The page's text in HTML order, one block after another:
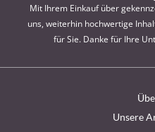
Mit Ihrem Einkauf über
uns, weiterhin hochwertige
für Sie. Danke für Ihre
Unsere